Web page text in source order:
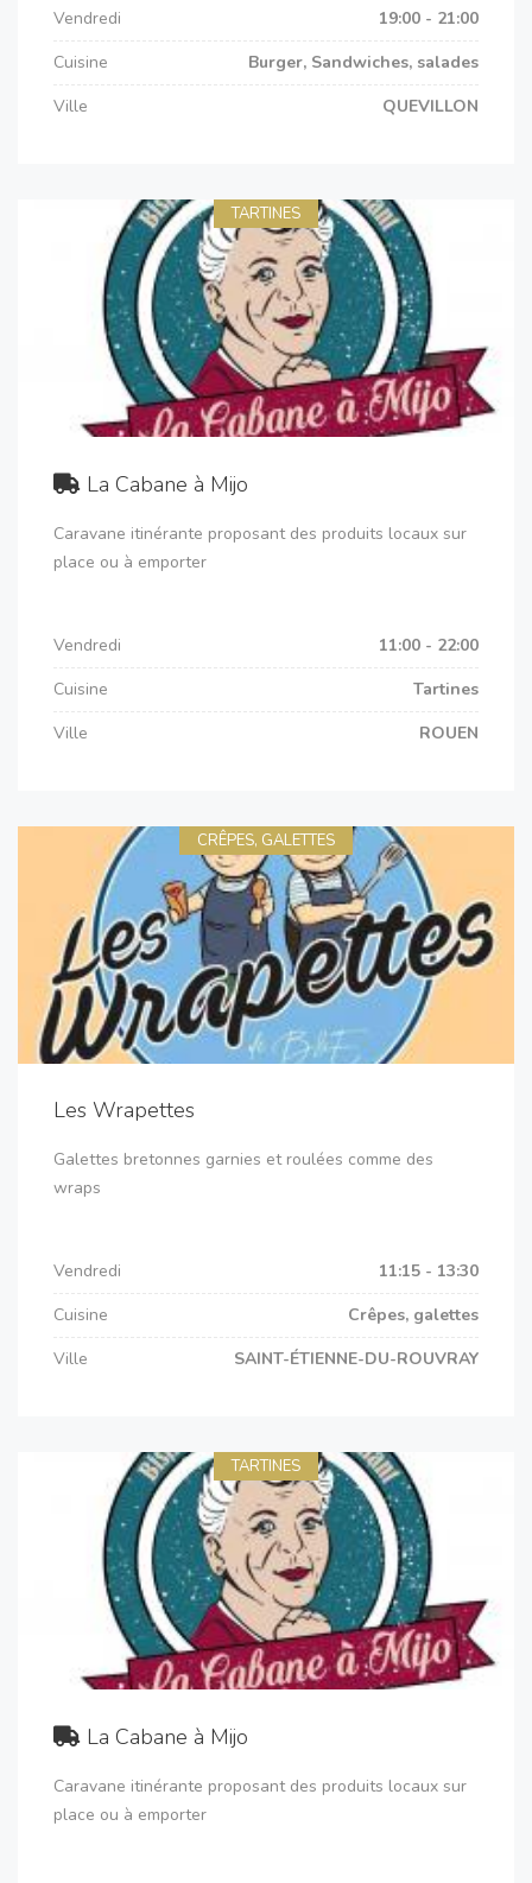
Vendredi
19:00 - 21:00
Cuisine
Burger, Sandwiches, salades
Ville
QUEVILLON
TARTINES
La Cabane à Mijo
Caravane itinérante proposant des produits locaux sur
place ou à emporter
Vendredi
11:00 - 22:00
Cuisine
Tartines
Ville
ROUEN
CRÊPES, GALETTES
Les Wrapettes
Galettes bretonnes garnies et roulées comme des
wraps
Vendredi
11:15 - 13:30
Cuisine
Crêpes, galettes
Ville
SAINT-ÉTIENNE-DU-ROUVRAY
TARTINES
La Cabane à Mijo
Caravane itinérante proposant des produits locaux sur
place ou à emporter